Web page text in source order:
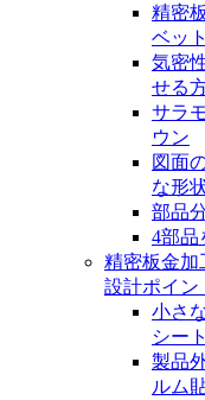
精密
ベッ
気密
せる
サラ
ウン
図面
な形
部品
4部品
精密板金加
設計ポイン
小さ
シー
製品
ルム